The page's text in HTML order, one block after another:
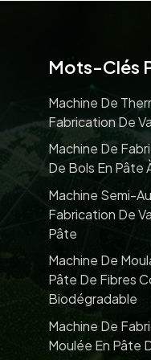
Mots-Clés
Machine De
Fabrication De
Machine De
De Bols En Pâte
Machine Semi-
Fabrication De
Pâte
Machine De
Pâte De Fibres
Biodégradable
Machine De
Moulée En Pâte